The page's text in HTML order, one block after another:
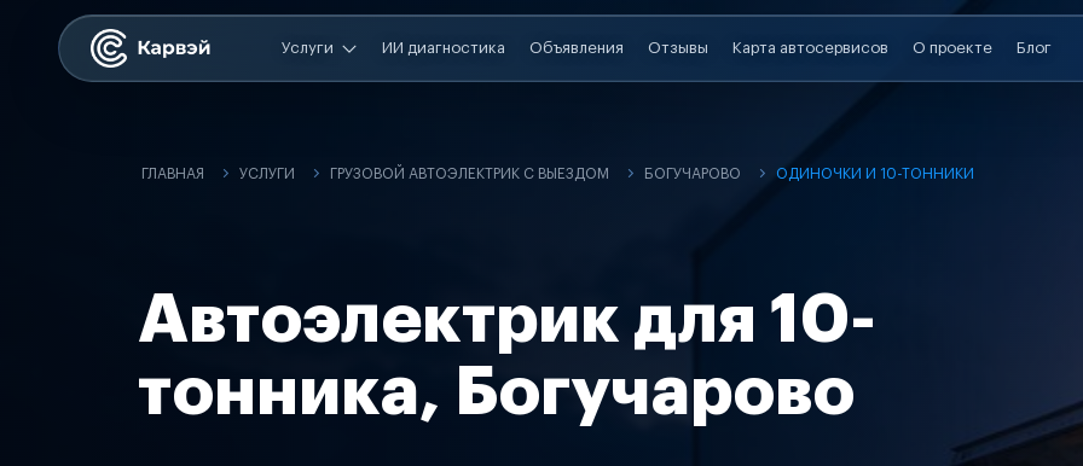
Услуги ИИ диагностика Объявления Отзывы Карта автосервисов О проекте Блог
ГЛАВНАЯ УСЛУГИ ГРУЗОВОЙ АВТОЭЛЕКТРИК С ВЫЕЗДОМ БОГУЧАРОВО ОДИНОЧКИ И 10-ТОННИКИ
Автоэлектрик для 10-
тонника, Богучарово